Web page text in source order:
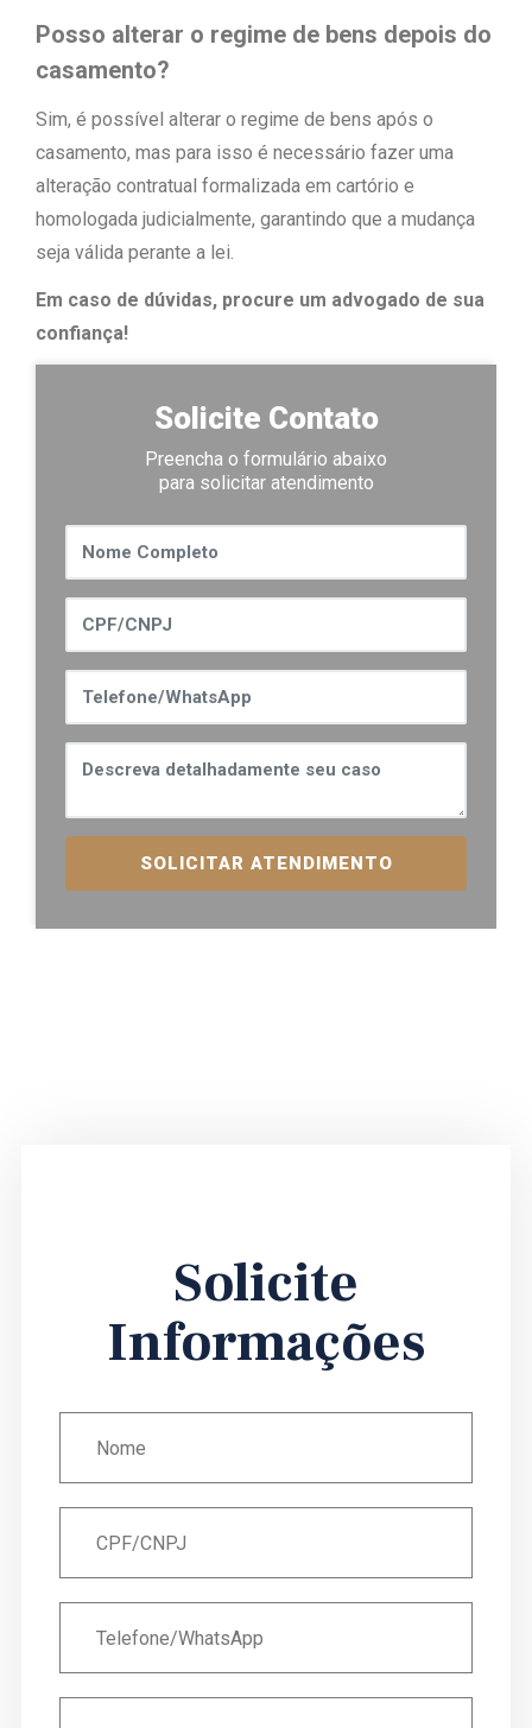
Posso alterar o regime de bens depois do
casamento?
Sim, é possível alterar o regime de bens após o
casamento, mas para isso é necessário fazer uma
alteração contratual formalizada em cartório e
homologada judicialmente, garantindo que a mudança
seja válida perante a lei.
Em caso de dúvidas, procure um advogado de sua
confiança!
Solicite Contato
Preencha o formulário abaixo
para solicitar atendimento
SOLICITAR ATENDIMENTO
Solicite
Informações